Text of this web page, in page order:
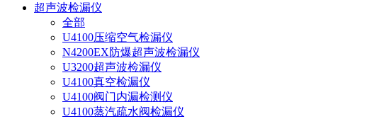
超声波检漏仪
全部
U4100压缩空气检漏仪
N4200EX防爆超声波检漏仪
U3200超声波检漏仪
U4100真空检漏仪
U4100阀门内漏检测仪
U4100蒸汽疏水阀检漏仪